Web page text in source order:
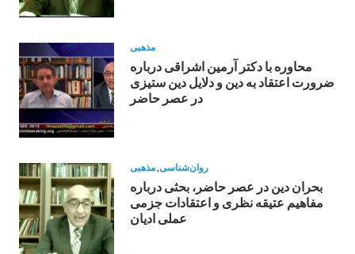
مذهبی
محاوره با دکتر آرمین اشراقى درباره
ضرورت اعتقاد به دين و دلايل دين ستيزى
در عصر حاضر
روان‌شناسی مذهبی
بحران دین در عصر حاضر، بحثی درباره
مفاهیم عتیقه نظری و اعتقادات جزمی
عملی ادیان